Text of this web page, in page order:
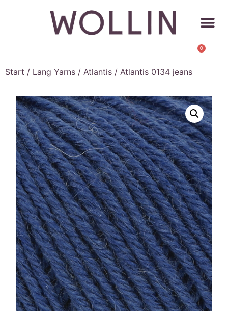
0
Start / Lang Yarns / Atlantis / Atlantis 0134 jeans